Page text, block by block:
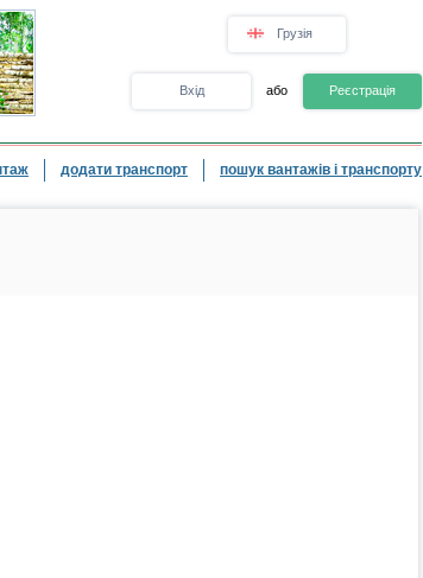
Грузія
Вхід або Реєстрація
додати транспорт пошук вантажів і транспорту